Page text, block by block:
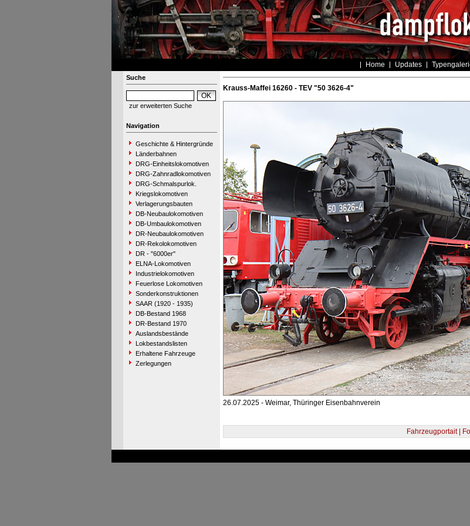
Home Updates
Suche
zur erweiterten Suche
Navigation
Geschichte & Hintergründe
Länderbahnen
DRG-Einheitslokomotiven
DRG-Zahnradlokomotiven
DRG-Schmalspurlok.
Kriegslokomotiven
Verlagerungsbauten
DB-Neubaulokomotiven
DB-Umbaulokomotiven
DR-Neubaulokomotiven
DR-Rekolokomotiven
DR - "6000er"
ELNA-Lokomotiven
Industrielokomotiven
Feuerlose Lokomotiven
Sonderkonstruktionen
SAAR (1920 - 1935)
DB-Bestand 1968
DR-Bestand 1970
Auslandsbestände
Lokbestandslisten
Erhaltene Fahrzeuge
Zerlegungen
Krauss-Maffei 16260 - TEV "50 3626-4"
26.07.2025 - Weimar, Thüringer Eisenbahnverein
Fahrzeugportait |